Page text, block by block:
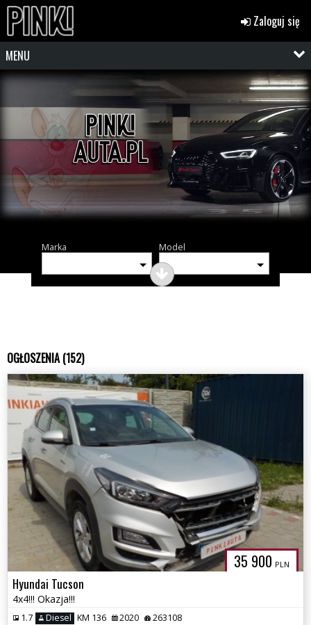
Zaloguj się
MENU
Marka Model
OGŁOSZENIA (152)
35 900 PLN
Hyundai Tucson
4x4!!! Okazja!!!
1.7 Diesel KM 136 2020 263108